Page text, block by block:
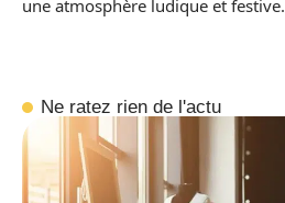
une atmosphère ludique et festive.
Ne ratez rien de l'actu